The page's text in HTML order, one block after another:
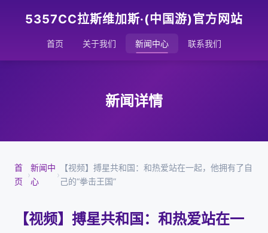
5357CC拉斯维加斯·(中国游)官方网站
首页 关于我们 新闻中心 联系我们
新闻详情
首
页
›
新闻中
心
›
【视频】搏星共和国：和热爱站在一起，他拥有了自
己的“拳击王国”
【视频】搏星共和国：和热爱站在一